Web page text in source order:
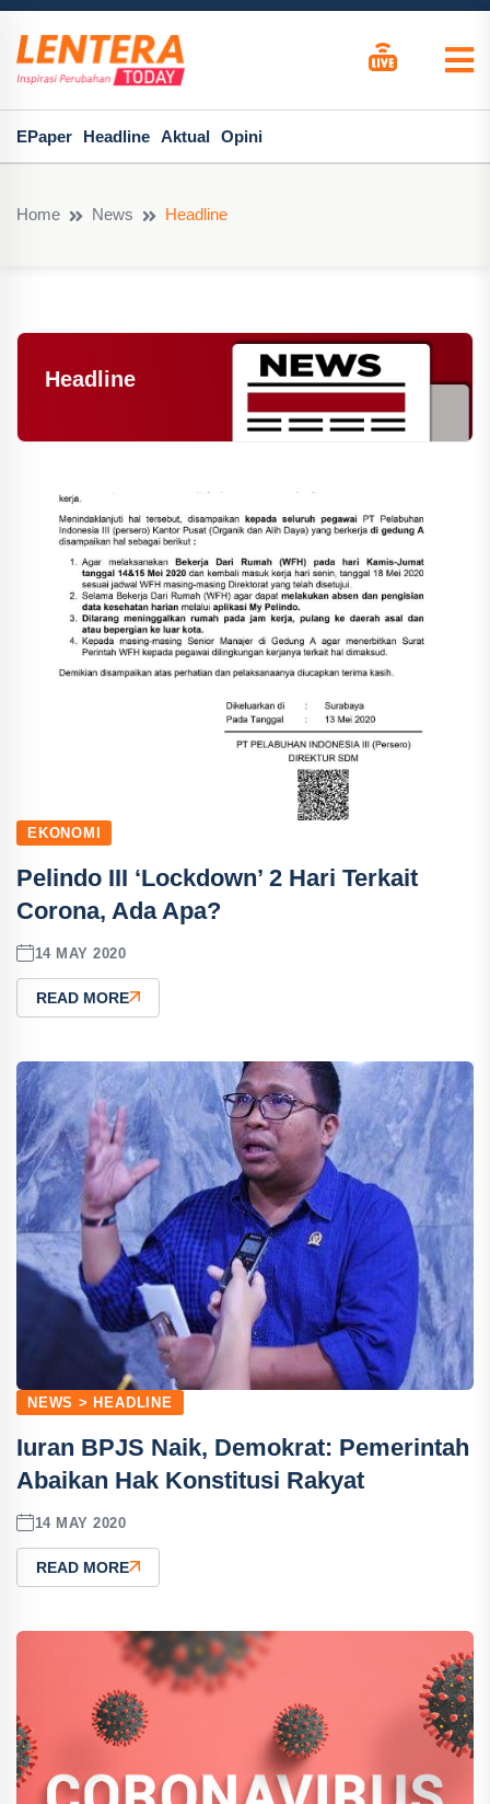
EPaper Headline Aktual Opini
Home News Headline
Headline
EKONOMI
Pelindo III ‘Lockdown’ 2 Hari Terkait
Corona, Ada Apa?
14 MAY 2020
READ MORE
NEWS > HEADLINE
Iuran BPJS Naik, Demokrat: Pemerintah
Abaikan Hak Konstitusi Rakyat
14 MAY 2020
READ MORE